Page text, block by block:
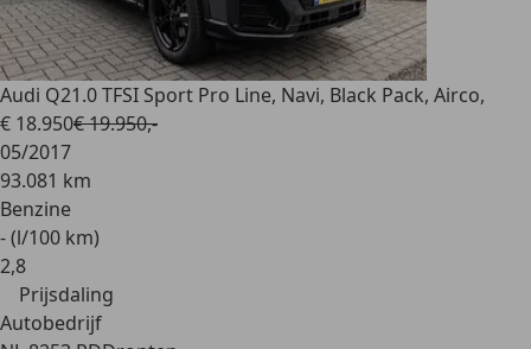
Audi Q21.0 TFSI Sport Pro Line, Navi, Black Pack, Airco,
€ 18.950€ 19.950,-
05/2017
93.081 km
Benzine
- (l/100 km)
2,8
Prijsdaling
Autobedrijf